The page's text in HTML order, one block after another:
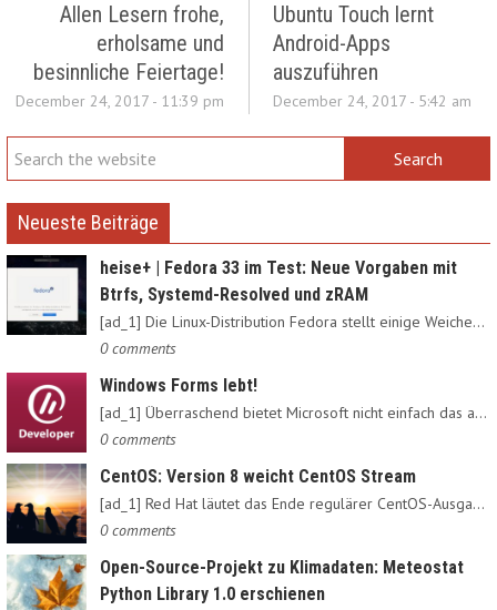
Allen Lesern frohe,
erholsame und
besinnliche Feiertage!
December 24, 2017 - 11:39 pm
Ubuntu Touch lernt
Android-Apps
auszuführen
December 24, 2017 - 5:42 am
Neueste Beiträge
heise+ | Fedora 33 im Test: Neue Vorgaben mit
Btrfs, Systemd-Resolved und zRAM
[ad_1] Die Linux-Distribution Fedora stellt einige Weichen neu:…
0 comments
Windows Forms lebt!
[ad_1] Überraschend bietet Microsoft nicht einfach das alte…
0 comments
CentOS: Version 8 weicht CentOS Stream
[ad_1] Red Hat läutet das Ende regulärer CentOS-Ausgaben ein:…
0 comments
Open-Source-Projekt zu Klimadaten: Meteostat
Python Library 1.0 erschienen